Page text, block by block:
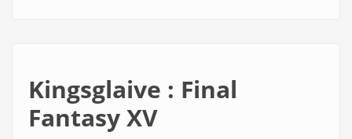
Kingsglaive : Final
Fantasy XV